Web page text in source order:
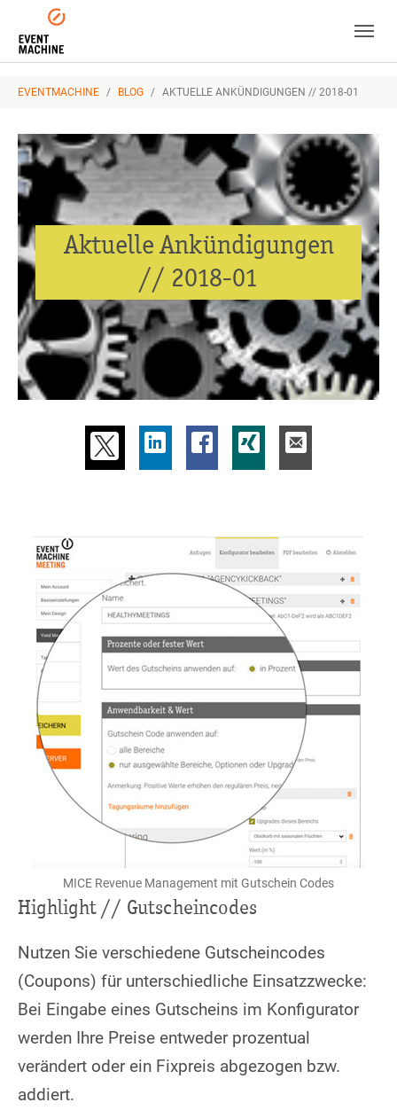
Skip to main navigation
Zum Hauptinhalt springen
Skip to page footer
EVENTMACHINE BLOG AKTUELLE ANKÜNDIGUNGEN // 2018-01
Aktuelle Ankündigungen
// 2018-01
MICE Revenue Management mit Gutschein Codes
Highlight // Gutscheincodes
Nutzen Sie verschiedene Gutscheincodes
(Coupons) für unterschiedliche Einsatzzwecke:
Bei Eingabe eines Gutscheins im Konfigurator
werden Ihre Preise entweder prozentual
verändert oder ein Fixpreis abgezogen bzw.
addiert.